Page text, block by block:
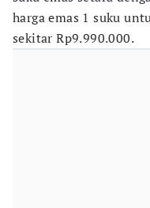
harga emas 1 suku
sekitar Rp9.990.000.